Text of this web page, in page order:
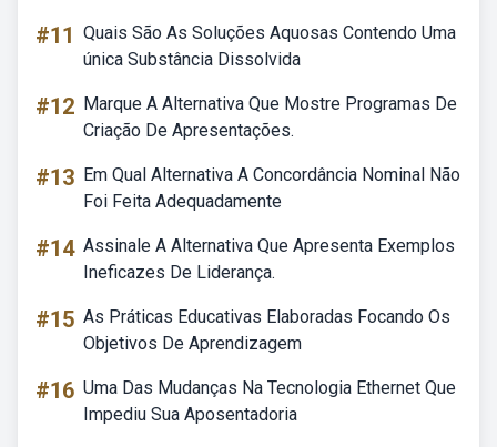
#11 Quais São As Soluções Aquosas Contendo Uma
única Substância Dissolvida
#12 Marque A Alternativa Que Mostre Programas De
Criação De Apresentações.
#13 Em Qual Alternativa A Concordância Nominal Não
Foi Feita Adequadamente
#14 Assinale A Alternativa Que Apresenta Exemplos
Ineficazes De Liderança.
#15 As Práticas Educativas Elaboradas Focando Os
Objetivos De Aprendizagem
#16 Uma Das Mudanças Na Tecnologia Ethernet Que
Impediu Sua Aposentadoria